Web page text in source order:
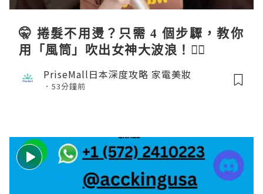
🤫 捲髮不用燙？只需 4 個步驟，教你
用「風筒」吹出女神大波浪！💇‍♀️
PriseMall日本深度攻略 家電美妝
53分鐘前